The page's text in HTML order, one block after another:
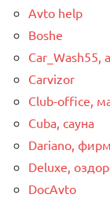
Avto help
Boshe
Car_Wash55,
Carvizor
Club-office,
Cuba, сауна
Dariano,
Deluxe,
DocAvto